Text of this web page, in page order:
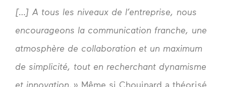
[…] A tous les niveaux de l’entreprise, nous
encourageons la communication franche, une
atmosphère de collaboration et un maximum
de simplicité, tout en recherchant dynamisme
et innovation. » Même si Chouinard a théorisé